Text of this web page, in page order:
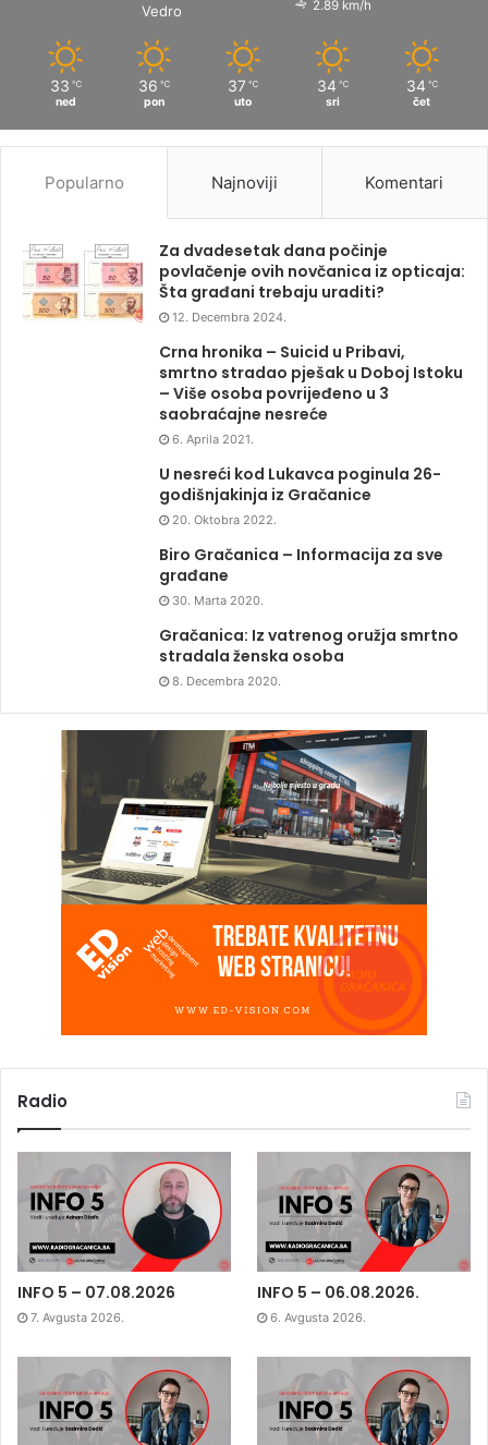
Vedro
2.89 km/h
33 ℃
ned
36 ℃
pon
37 ℃
uto
34 ℃
sri
34 ℃
čet
Popularno Najnoviji Komentari
Za dvadesetak dana počinje
povlačenje ovih novčanica iz opticaja:
Šta građani trebaju uraditi?
12. Decembra 2024.
Crna hronika – Suicid u Pribavi,
smrtno stradao pješak u Doboj Istoku
– Više osoba povrijeđeno u 3
saobraćajne nesreće
6. Aprila 2021.
U nesreći kod Lukavca poginula 26-
godišnjakinja iz Gračanice
20. Oktobra 2022.
Biro Gračanica – Informacija za sve
građane
30. Marta 2020.
Gračanica: Iz vatrenog oružja smrtno
stradala ženska osoba
8. Decembra 2020.
Radio
INFO 5 – 07.08.2026
7. Avgusta 2026.
INFO 5 – 06.08.2026.
6. Avgusta 2026.